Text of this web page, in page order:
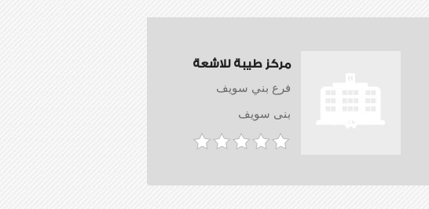
مركز طيبة للاشعة
فرع بني سويف
بنى سويف